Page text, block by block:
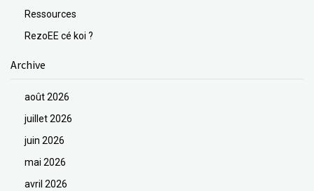
Ressources
RezoEE cé koi ?
Archive
août 2026
juillet 2026
juin 2026
mai 2026
avril 2026